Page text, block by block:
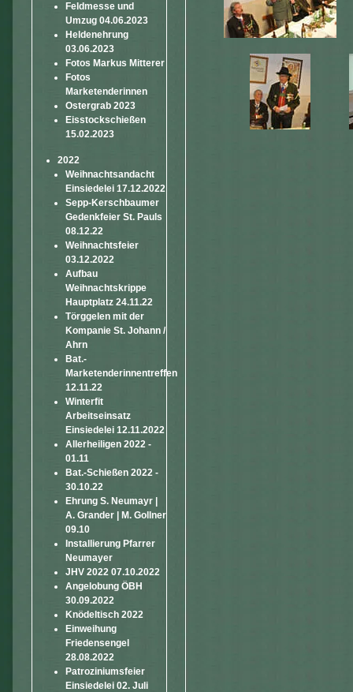
Feldmesse und
Umzug 04.06.2023
Heldenehrung
03.06.2023
Fotos Markus Mitterer
Fotos
Marketenderinnen
Ostergrab 2023
Eisstockschießen
15.02.2023
2022
Weihnachtsandacht
Einsiedelei 17.12.2022
Sepp-Kerschbaumer
Gedenkfeier St. Pauls
08.12.22
Weihnachtsfeier
03.12.2022
Aufbau
Weihnachtskrippe
Hauptplatz 24.11.22
Törggelen mit der
Kompanie St. Johann /
Ahrn
Bat.-
Marketenderinnentreffen
12.11.22
Winterfit
Arbeitseinsatz
Einsiedelei 12.11.2022
Allerheiligen 2022 -
01.11
Bat.-Schießen 2022 -
30.10.22
Ehrung S. Neumayr |
A. Grander | M. Gollner
09.10
Installierung Pfarrer
Neumayer
JHV 2022 07.10.2022
Angelobung ÖBH
30.09.2022
Knödeltisch 2022
Einweihung
Friedensengel
28.08.2022
Patroziniumsfeier
Einsiedelei 02. Juli